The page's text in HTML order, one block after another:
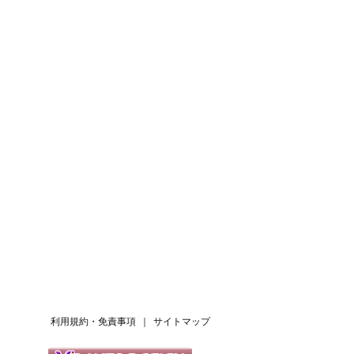
サイトマップ
利用規約・免責事項